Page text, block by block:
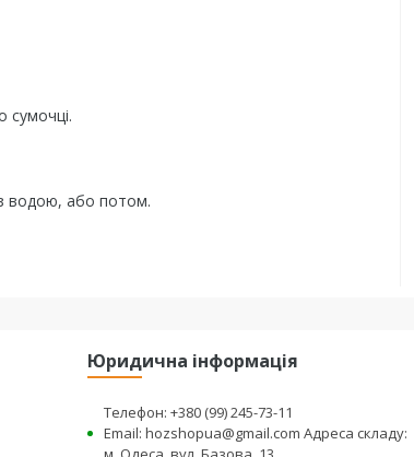
сумочці.
з водою, або потом.
Юридична інформація
Телефон: +380 (99) 245-73-11
Email: hozshopua@gmail.com Адреса складу: